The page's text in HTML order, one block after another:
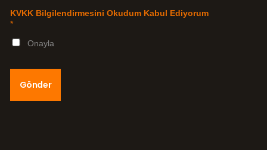
KVKK Bilgilendirmesini Okudum Kabul Ediyorum
*
Onayla
Gönder